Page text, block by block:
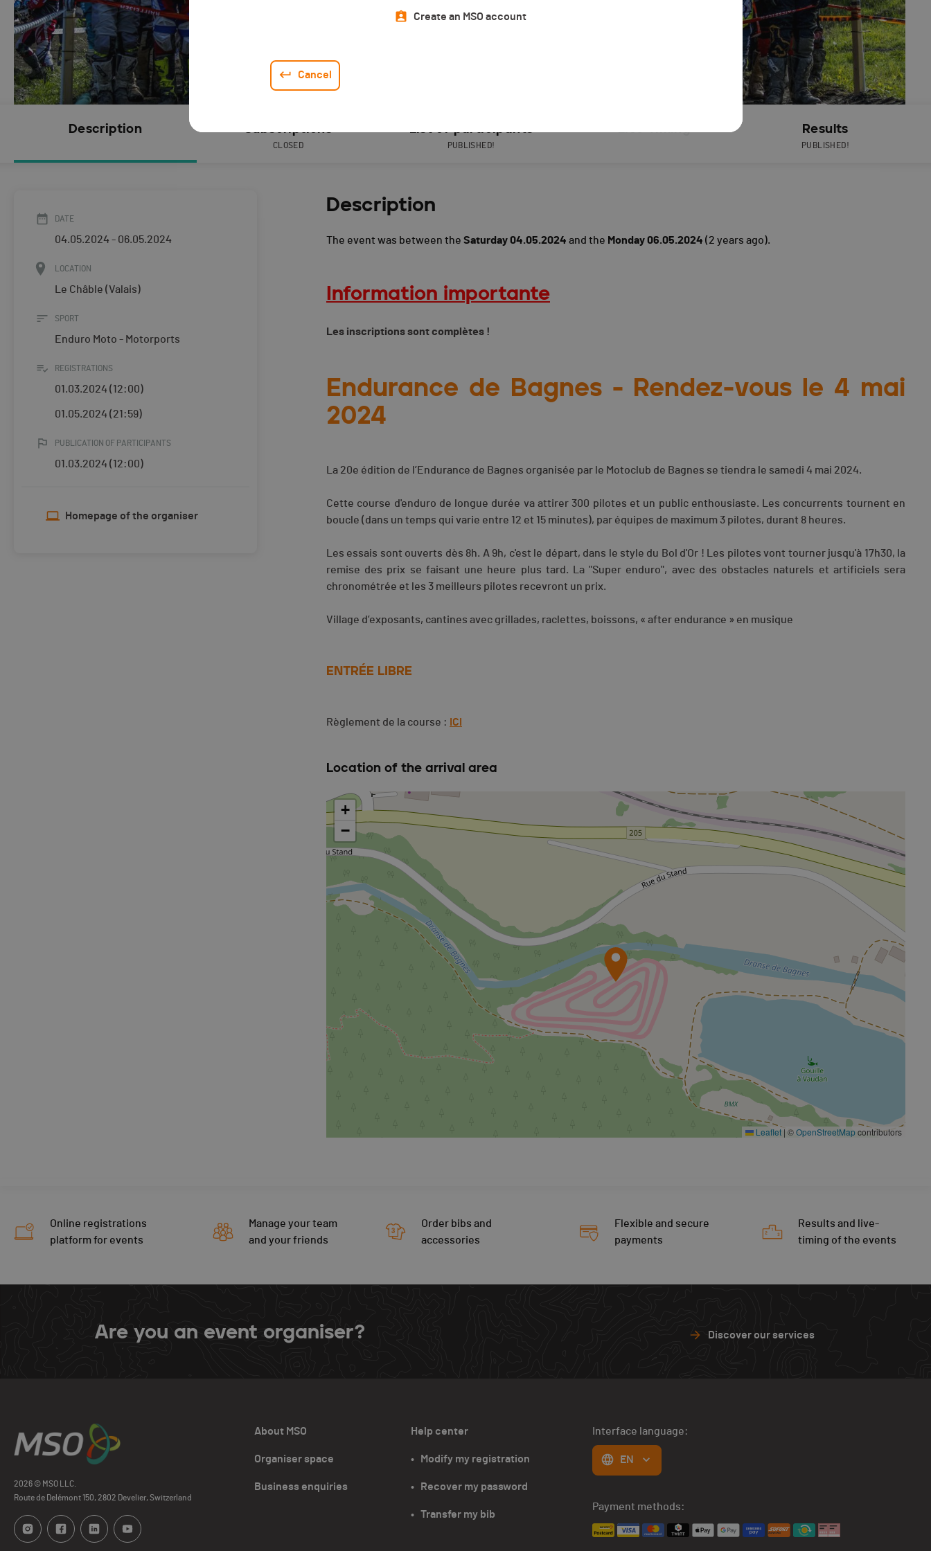
Create an MSO account
Cancel
Description Subscriptions
CLOSED
List of participants
PUBLISHED!
Live Timing Results
PUBLISHED!
DATE
04.05.2024 - 06.05.2024
LOCATION
Le Châble (Valais)
SPORT
Enduro Moto - Motorports
REGISTRATIONS
01.03.2024 (12:00)
01.05.2024 (21:59)
PUBLICATION OF PARTICIPANTS
01.03.2024 (12:00)
Homepage of the organiser
Description
The event was between the Saturday 04.05.2024 and the Monday 06.05.2024 (2 years ago).
Information importante
Les inscriptions sont complètes !
Endurance de Bagnes - Rendez-vous le 4 mai
2024
La 20e édition de l’Endurance de Bagnes organisée par le Motoclub de Bagnes se tiendra le samedi 4 mai 2024.
Cette course d'enduro de longue durée va attirer 300 pilotes et un public enthousiaste. Les concurrents tournent en
boucle (dans un temps qui varie entre 12 et 15 minutes), par équipes de maximum 3 pilotes, durant 8 heures.
Les essais sont ouverts dès 8h. A 9h, c'est le départ, dans le style du Bol d'Or ! Les pilotes vont tourner jusqu'à 17h30, la
remise des prix se faisant une heure plus tard. La "Super enduro", avec des obstacles naturels et artificiels sera
chronométrée et les 3 meilleurs pilotes recevront un prix.
Village d’exposants, cantines avec grillades, raclettes, boissons, « after endurance » en musique
ENTRÉE LIBRE
Règlement de la course : ICI
Location of the arrival area
+
−
Leaflet | ©OpenStreetMapcontributors
Online registrations
platform for events
Manage your team
and your friends
Order bibs and
accessories
Flexible and secure
payments
Results and live-
timing of the events
Are you an event organiser? Discover our services
2026 © MSO LLC.
Route de Delémont 150, 2802 Develier, Switzerland
About MSO
Organiser space
Business enquiries
Help center
•   Modify my registration
•   Recover my password
•   Transfer my bib
Interface language:
EN
Payment methods: